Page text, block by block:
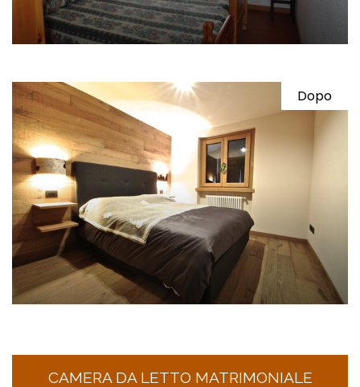
CAMERA DA LETTO MATRIMONIALE